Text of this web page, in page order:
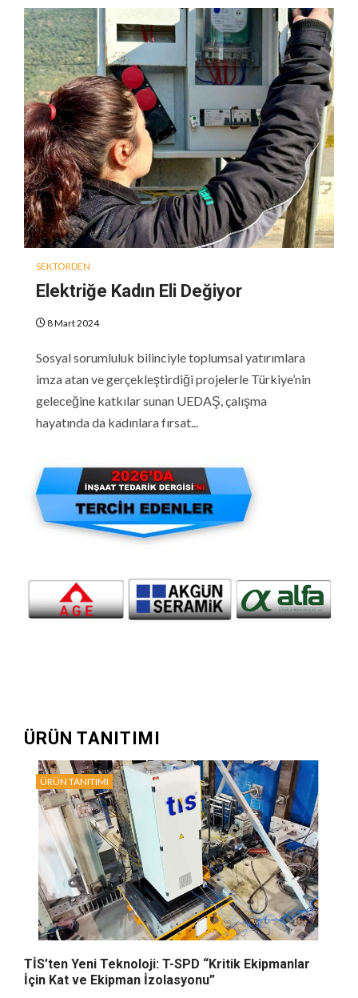
SEKTÖRDEN
Elektriğe Kadın Eli Değiyor
8 Mart 2024
Sosyal sorumluluk bilinciyle toplumsal yatırımlara
imza atan ve gerçekleştirdiği projelerle Türkiye’nin
geleceğine katkılar sunan UEDAŞ, çalışma
hayatında da kadınlara fırsat...
ÜRÜN TANITIMI
ÜRÜN TANITIMI
TİS’ten Yeni Teknoloji: T-SPD “Kritik Ekipmanlar
İçin Kat ve Ekipman İzolasyonu”